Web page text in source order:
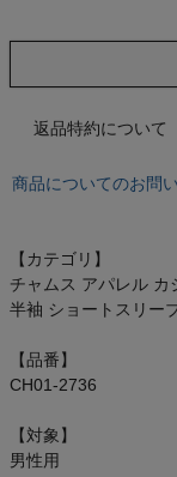
インフィット INFIT
スポーツマリオTOP
お気に入り
ご利用ガイド
返品特約について
商品についてのお問
【カテゴリ】
チャムス アパレル カ
半袖 ショートスリー
【品番】
CH01-2736
【対象】
男性用